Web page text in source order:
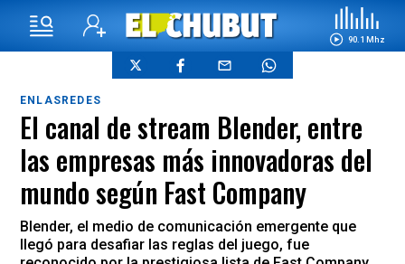
90.1 Mhz
ENLASREDES
El canal de stream Blender, entre
las empresas más innovadoras del
mundo según Fast Company
Blender, el medio de comunicación emergente que
llegó para desafiar las reglas del juego, fue